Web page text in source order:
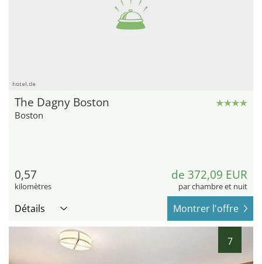
hotel.de
The Dagny Boston
Boston
0,57
kilomètres
de 372,09 EUR
par chambre et nuit
Détails Montrer l'offre
7